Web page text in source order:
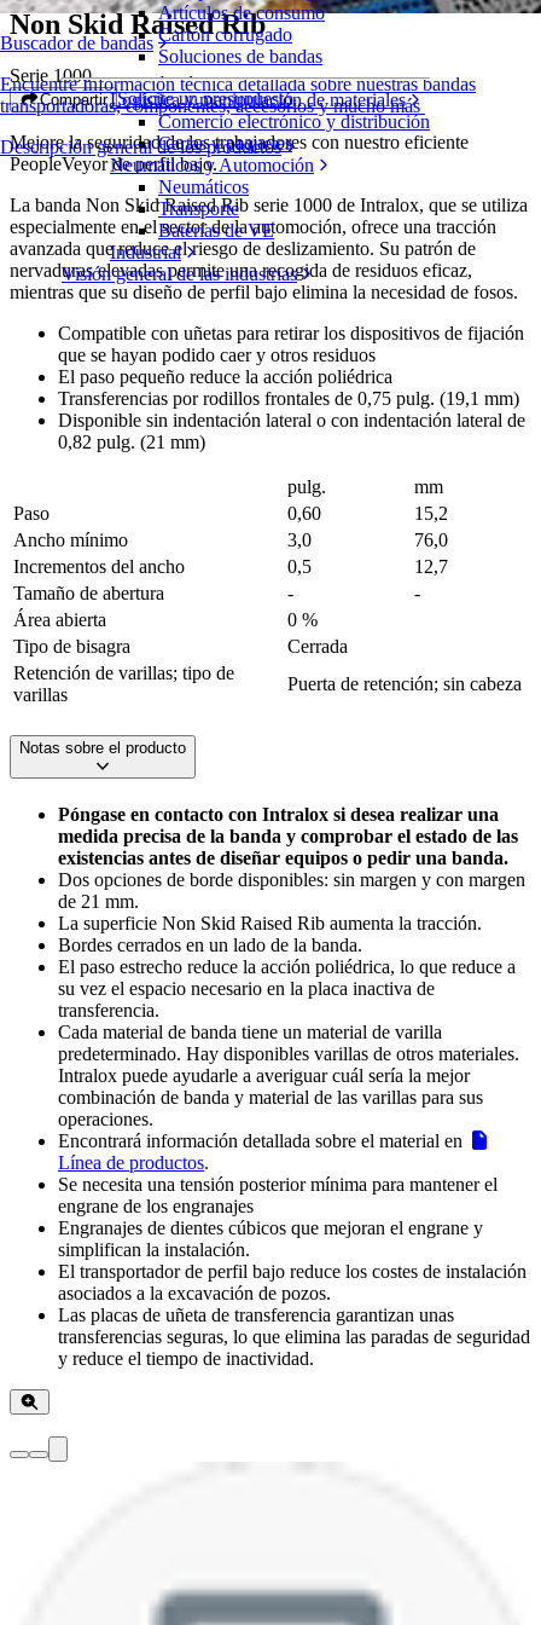
Buscador de bandas
Encuentre Información técnica detallada sobre nuestras bandas
transportadoras, componentes, accesorios y mucho más
Descripción general de los productos
Artículos de consumo
Cartón corrugado
Soluciones de bandas
Logística y manipulación de materiales
Comercio electrónico y distribución
Cartas y paquetes
Neumáticos y Automoción
Neumáticos
Transporte
Baterías de VE
Industrial
Visión general de las industrias
Non Skid Raised Rib
Serie 1000
Compartir Solicite un presupuesto
Mejore la seguridad de los trabajadores con nuestro eficiente
PeopleVeyor de perfil bajo.
La banda Non Skid Raised Rib serie 1000 de Intralox, que se utiliza
especialmente en el sector de la automoción, ofrece una tracción
avanzada que reduce el riesgo de deslizamiento. Su patrón de
nervaduras elevadas permite una recogida de residuos eficaz,
mientras que su diseño de perfil bajo elimina la necesidad de fosos.
Compatible con uñetas para retirar los dispositivos de fijación
que se hayan podido caer y otros residuos
El paso pequeño reduce la acción poliédrica
Transferencias por rodillos frontales de 0,75 pulg. (19,1 mm)
Disponible sin indentación lateral o con indentación lateral de
0,82 pulg. (21 mm)
pulg.
mm
Paso
0,60
15,2
Ancho mínimo
3,0
76,0
Incrementos del ancho
0,5
12,7
Tamaño de abertura
-
-
Área abierta
0 %
Tipo de bisagra
Cerrada
Retención de varillas; tipo de
varillas
Puerta de retención; sin cabeza
Notas sobre el producto
Póngase en contacto con Intralox si desea realizar una
medida precisa de la banda y comprobar el estado de las
existencias antes de diseñar equipos o pedir una banda.
Dos opciones de borde disponibles: sin margen y con margen
de 21 mm.
La superficie Non Skid Raised Rib aumenta la tracción.
Bordes cerrados en un lado de la banda.
El paso estrecho reduce la acción poliédrica, lo que reduce a
su vez el espacio necesario en la placa inactiva de
transferencia.
Cada material de banda tiene un material de varilla
predeterminado. Hay disponibles varillas de otros materiales.
Intralox puede ayudarle a averiguar cuál sería la mejor
combinación de banda y material de las varillas para sus
operaciones.
Encontrará información detallada sobre el material en
Línea de productos.
Se necesita una tensión posterior mínima para mantener el
engrane de los engranajes
Engranajes de dientes cúbicos que mejoran el engrane y
simplifican la instalación.
El transportador de perfil bajo reduce los costes de instalación
asociados a la excavación de pozos.
Las placas de uñeta de transferencia garantizan unas
transferencias seguras, lo que elimina las paradas de seguridad
y reduce el tiempo de inactividad.